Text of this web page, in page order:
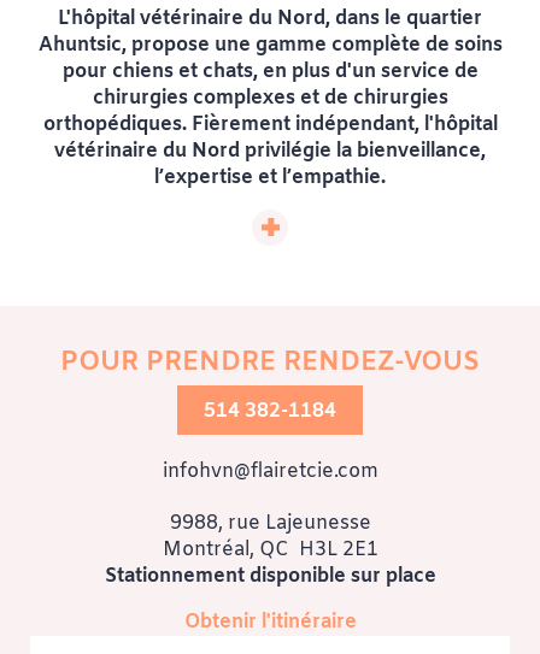
L'hôpital vétérinaire du Nord, dans le quartier
Ahuntsic, propose une gamme complète de soins
pour chiens et chats, en plus d'un service de
chirurgies complexes et de chirurgies
orthopédiques. Fièrement indépendant, l'hôpital
vétérinaire du Nord privilégie la bienveillance,
l’expertise et l’empathie.
notamment orthopédiques. Moderne et
chaleureux, l’établissement met de l’avant les
valeurs de Flair & cie et propose un stationnement
adjacent pour faciliter les visites. Sous la direction
d’Isabelle Asselin, gestionnaire propriétaire et
accompagne chaque famille avec passion et
dévouement.
POUR PRENDRE RENDEZ-VOUS
514 382-1184
infohvn@flairetcie.com
9988, rue Lajeunesse
Montréal, QC H3L 2E1
Stationnement disponible sur place
Obtenir l'itinéraire